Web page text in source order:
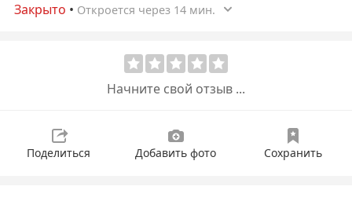
Закрыто • Откроется через 14 мин.
Начните свой отзыв ...
Поделиться Добавить фото Сохранить